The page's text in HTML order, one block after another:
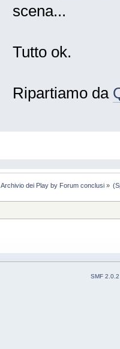
scena...
Tutto ok.
Ripartiamo da
Archivio dei Play by Forum conclusi»
SMF 2.0.2